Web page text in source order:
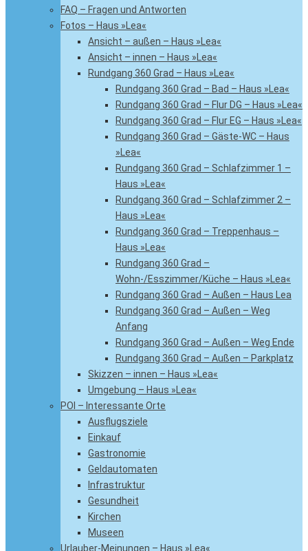
FAQ – Fragen und Antworten
Fotos – Haus »Lea«
Ansicht – außen – Haus »Lea«
Ansicht – innen – Haus »Lea«
Rundgang 360 Grad – Haus »Lea«
Rundgang 360 Grad – Bad – Haus »Lea«
Rundgang 360 Grad – Flur DG – Haus »Lea«
Rundgang 360 Grad – Flur EG – Haus »Lea«
Rundgang 360 Grad – Gäste-WC – Haus
»Lea«
Rundgang 360 Grad – Schlafzimmer 1 –
Haus »Lea«
Rundgang 360 Grad – Schlafzimmer 2 –
Haus »Lea«
Rundgang 360 Grad – Treppenhaus –
Haus »Lea«
Rundgang 360 Grad –
Wohn-/Esszimmer/Küche – Haus »Lea«
Rundgang 360 Grad – Außen – Haus Lea
Rundgang 360 Grad – Außen – Weg
Anfang
Rundgang 360 Grad – Außen – Weg Ende
Rundgang 360 Grad – Außen – Parkplatz
Skizzen – innen – Haus »Lea«
Umgebung – Haus »Lea«
POI – Interessante Orte
Ausflugsziele
Einkauf
Gastronomie
Geldautomaten
Infrastruktur
Gesundheit
Kirchen
Museen
Urlauber-Meinungen – Haus »Lea«